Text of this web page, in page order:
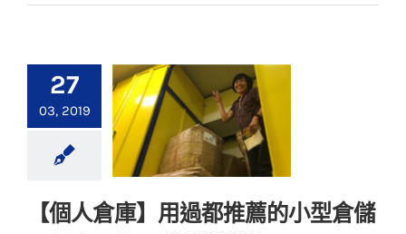
27
03, 2019
【個人倉庫】用過都推薦的小型倉儲